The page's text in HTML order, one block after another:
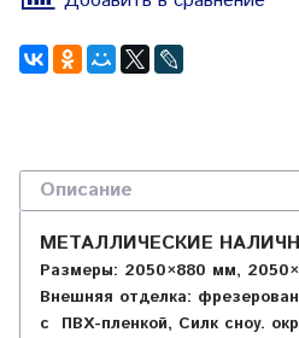
Описание
МЕТАЛЛИЧЕСКИЕ
Размеры: 2050×880 мм,
Внешняя отделка:
с ПВХ-пленкой, Силк сноу.